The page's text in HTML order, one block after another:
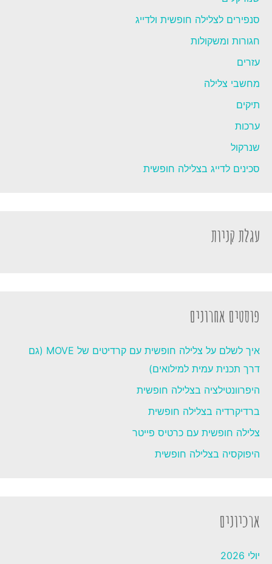
סנפירים לצלילה חופשית ולדייג
חגורות ומשקולות
עזרים
מחשבי צלילה
תיקים
ערכות
שנרקול
סכינים לדייג בצלילה חופשית
עגלת קניות
פוסטים אחרונים
איך לשלם על צלילה חופשית עם קרדיטים של MOVE (גם
דרך תכנית עמית למילואים)
היפרוונטילציה בצלילה חופשית
ברדיקרדיה בצלילה חופשית
צלילה חופשית עם כרטיס פייטר
היפוקסיה בצלילה חופשית
ארכיונים
יולי 2026